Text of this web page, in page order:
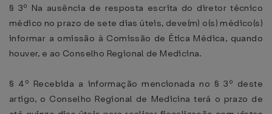
§ 3º Na ausência de resposta escrita do diretor técnico
médico no prazo de sete dias úteis, deve(m) o(s) médico(s)
informar a omissão à Comissão de Ética Médica, quando
houver, e ao Conselho Regional de Medicina.
§ 4º Recebida a informação mencionada no § 3º deste
artigo, o Conselho Regional de Medicina terá o prazo de